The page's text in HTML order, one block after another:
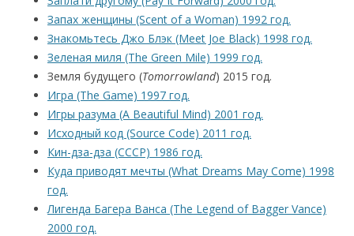
Запах женщины (Scent of a Woman) 1992 год.
Знакомьтесь Джо Блэк (Meet Joe Black) 1998 год.
Зеленая миля (The Green Mile) 1999 год.
Земля будущего (Tomorrowland) 2015 год.
Игра (The Game) 1997 год.
Игры разума (A Beautiful Mind) 2001 год.
Исходный код (Source Code) 2011 год.
Кин-дза-дза (СССР) 1986 год.
Куда приводят мечты (What Dreams May Come) 1998
год.
Лигенда Багера Ванса (The Legend of Bagger Vance)
2000 год.